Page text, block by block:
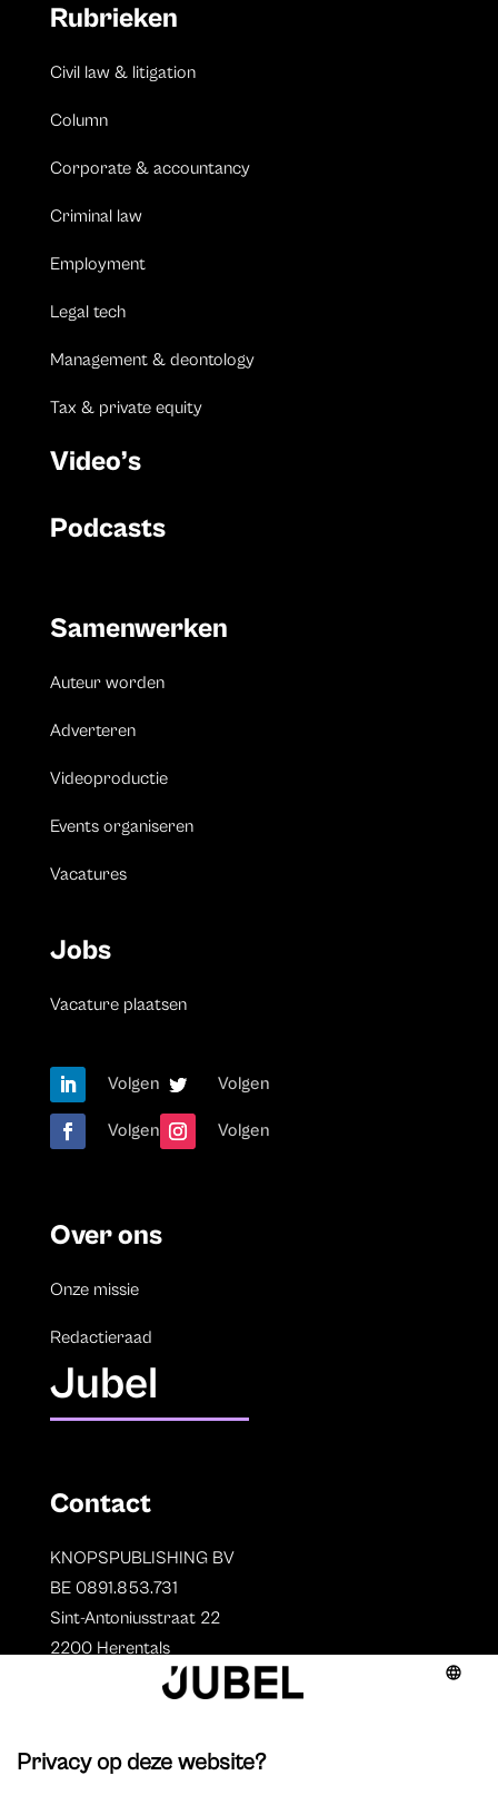
Rubrieken
Civil law & litigation
Column
Corporate & accountancy
Criminal law
Employment
Legal tech
Management & deontology
Tax & private equity
Video’s
Podcasts
Samenwerken
Auteur worden
Adverteren
Videoproductie
Events organiseren
Vacatures
Jobs
Vacature plaatsen
Volgen Volgen
Volgen Volgen
Over ons
Onze missie
Redactieraad
Jubel
Contact
KNOPSPUBLISHING BV
BE 0891.853.731
Sint-Antoniusstraat 22
2200 Herentals
Auteurs